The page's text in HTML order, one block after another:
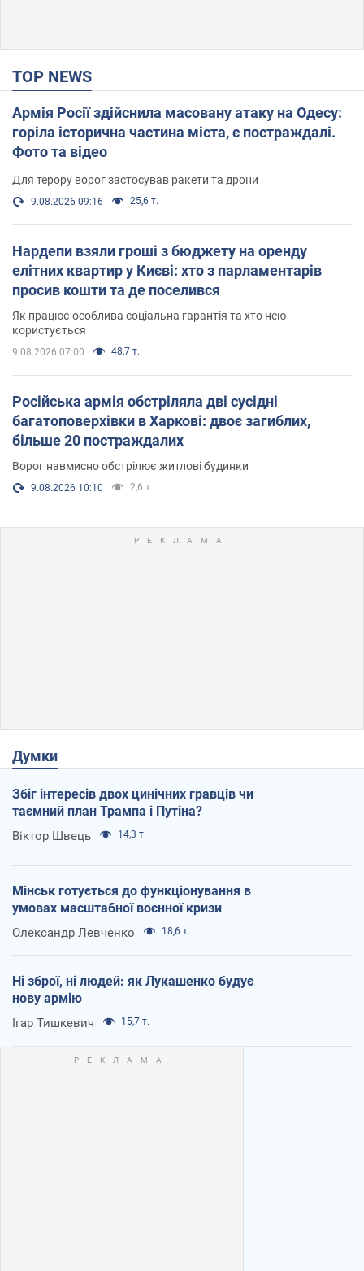
TOP NEWS
Армія Росії здійснила масовану атаку на Одесу:
горіла історична частина міста, є постраждалі.
Фото та відео
Для терору ворог застосував ракети та дрони
9.08.2026 09:16 25,6 т.
Нардепи взяли гроші з бюджету на оренду
елітних квартир у Києві: хто з парламентарів
просив кошти та де поселився
Як працює особлива соціальна гарантія та хто нею
користується
9.08.2026 07:00 48,7 т.
Російська армія обстріляла дві сусідні
багатоповерхівки в Харкові: двоє загиблих,
більше 20 постраждалих
Ворог навмисно обстрілює житлові будинки
9.08.2026 10:10 2,6 т.
Думки
Збіг інтересів двох цинічних гравців чи
таємний план Трампа і Путіна?
Віктор Швець 14,3 т.
Мінськ готується до функціонування в
умовах масштабної воєнної кризи
Олександр Левченко 18,6 т.
Ні зброї, ні людей: як Лукашенко будує
нову армію
Ігар Тишкевич 15,7 т.